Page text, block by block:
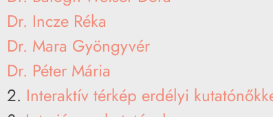
Dr. Incze Réka
Dr. Mara Gyöngyvér
Dr. Péter Mária
2. Interaktív térkép erdélyi